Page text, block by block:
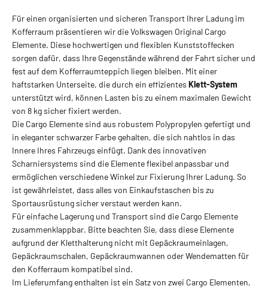
Für einen organisierten und sicheren Transport Ihrer Ladung im
Kofferraum präsentieren wir die Volkswagen Original Cargo
Elemente. Diese hochwertigen und flexiblen Kunststoffecken
sorgen dafür, dass Ihre Gegenstände während der Fahrt sicher und
fest auf dem Kofferraumteppich liegen bleiben. Mit einer
haftstarken Unterseite, die durch ein effizientes Klett-System
unterstützt wird, können Lasten bis zu einem maximalen Gewicht
von 8 kg sicher fixiert werden.
Die Cargo Elemente sind aus robustem Polypropylen gefertigt und
in eleganter schwarzer Farbe gehalten, die sich nahtlos in das
Innere Ihres Fahrzeugs einfügt. Dank des innovativen
Scharniersystems sind die Elemente flexibel anpassbar und
ermöglichen verschiedene Winkel zur Fixierung Ihrer Ladung. So
ist gewährleistet, dass alles von Einkaufstaschen bis zu
Sportausrüstung sicher verstaut werden kann.
Für einfache Lagerung und Transport sind die Cargo Elemente
zusammenklappbar. Bitte beachten Sie, dass diese Elemente
aufgrund der Kletthalterung nicht mit Gepäckraumeinlagen,
Gepäckraumschalen, Gepäckraumwannen oder Wendematten für
den Kofferraum kompatibel sind.
Im Lieferumfang enthalten ist ein Satz von zwei Cargo Elementen,